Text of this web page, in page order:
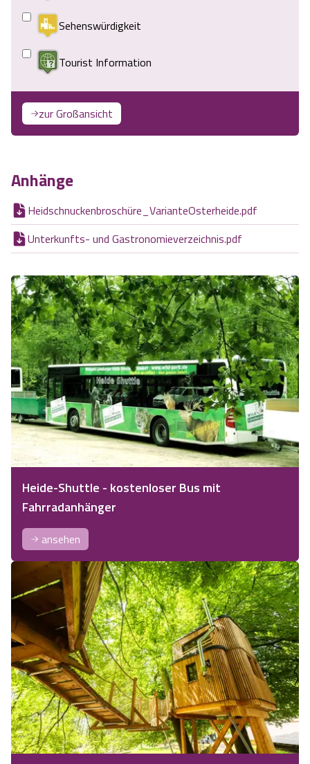
Anhänge
Heidschnuckenbroschüre_VarianteOsterheide.pdf
Unterkunfts- und Gastronomieverzeichnis.pdf
Sehenswürdigkeit
Tourist Information
zur Großansicht
Heide-Shuttle - kostenloser Bus mit
Fahrradanhänger
ansehen